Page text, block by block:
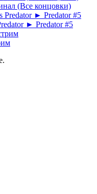
(Все концовки)
► Predator #5